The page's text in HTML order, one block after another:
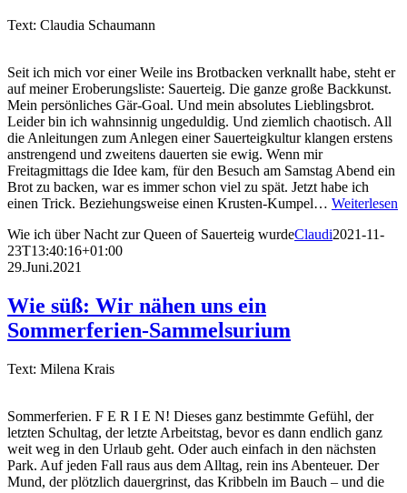
Text: Claudia Schaumann
Seit ich mich vor einer Weile ins Brotbacken verknallt habe, steht er
auf meiner Eroberungsliste: Sauerteig. Die ganze große Backkunst.
Mein persönliches Gär-Goal. Und mein absolutes Lieblingsbrot.
Leider bin ich wahnsinnig ungeduldig. Und ziemlich chaotisch. All
die Anleitungen zum Anlegen einer Sauerteigkultur klangen erstens
anstrengend und zweitens dauerten sie ewig. Wenn mir
Freitagmittags die Idee kam, für den Besuch am Samstag Abend ein
Brot zu backen, war es immer schon viel zu spät. Jetzt habe ich
einen Trick. Beziehungsweise einen Krusten-Kumpel… Weiterlesen
Wie ich über Nacht zur Queen of Sauerteig wurdeClaudi2021-11-
23T13:40:16+01:00
29.Juni.2021
Wie süß: Wir nähen uns ein
Sommerferien-Sammelsurium
Text: Milena Krais
Sommerferien. F E R I E N! Dieses ganz bestimmte Gefühl, der
letzten Schultag, der letzte Arbeitstag, bevor es dann endlich ganz
weit weg in den Urlaub geht. Oder auch einfach in den nächsten
Park. Auf jeden Fall raus aus dem Alltag, rein ins Abenteuer. Der
Mund, der plötzlich dauergrinst, das Kribbeln im Bauch – und die